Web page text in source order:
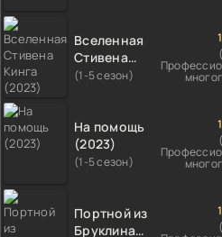
Вселенная
Стивена
Кинга
(1-5 сезон)
На помощь
(2023)
(1-5 сезон)
Портной из
Бруклина